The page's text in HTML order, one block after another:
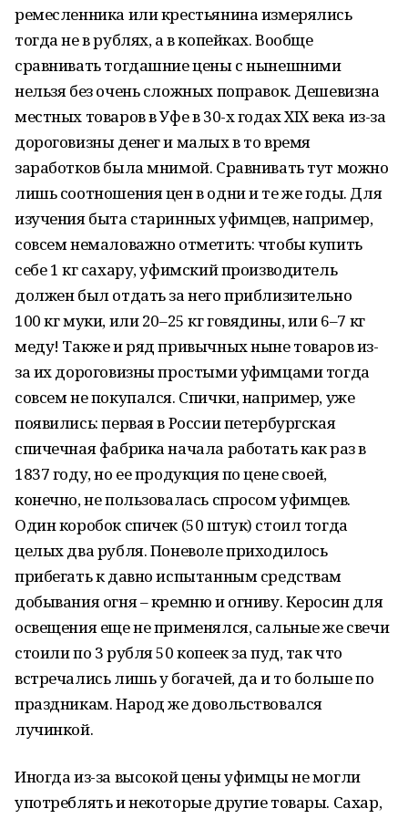
ремесленника или крестьянина измерялись
тогда не в рублях, а в копейках. Вообще
сравнивать тогдашние цены с нынешними
нельзя без очень сложных поправок. Дешевизна
местных товаров в Уфе в 30-х годах XIX века из-за
дороговизны денег и малых в то время
заработков была мнимой. Сравнивать тут можно
лишь соотношения цен в одни и те же годы. Для
изучения быта старинных уфимцев, например,
совсем немаловажно отметить: чтобы купить
себе 1 кг сахару, уфимский производитель
должен был отдать за него приблизительно
100 кг муки, или 20–25 кг говядины, или 6–7 кг
меду! Также и ряд привычных ныне товаров из-
за их дороговизны простыми уфимцами тогда
совсем не покупался. Спички, например, уже
появились: первая в России петербургская
спичечная фабрика начала работать как раз в
1837 году, но ее продукция по цене своей,
конечно, не пользовалась спросом уфимцев.
Один коробок спичек (50 штук) стоил тогда
целых два рубля. Поневоле приходилось
прибегать к давно испытанным средствам
добывания огня – кремню и огниву. Керосин для
освещения еще не применялся, сальные же свечи
стоили по 3 рубля 50 копеек за пуд, так что
встречались лишь у богачей, да и то больше по
праздникам. Народ же довольствовался
лучинкой.
Иногда из-за высокой цены уфимцы не могли
употреблять и некоторые другие товары. Сахар,